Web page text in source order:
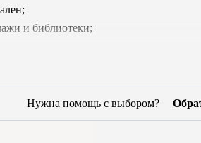
и библиотеки;
только с самыми эксклюзивными,
камнем, стеклом, кристаллами
Нужна помощь с выбором?